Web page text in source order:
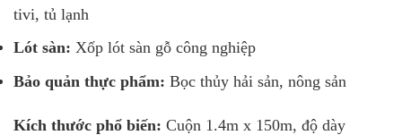
tivi, tủ lạnh
Lót sàn: Xốp lót sàn gỗ công nghiệp
Bảo quản thực phẩm: Bọc thủy hải sản, nông sản
Kích thước phổ biến: Cuộn 1.4m x 150m, độ dày